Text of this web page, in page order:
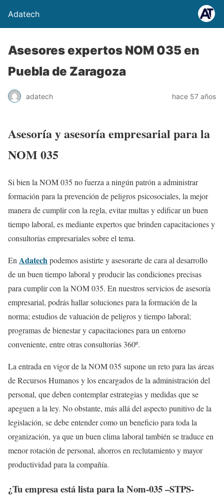
Adatech
Asesores expertos NOM 035 en
Puebla de Zaragoza
adatech hace 57 años
Asesoría y asesoría empresarial para la
NOM 035
Si bien la NOM 035 no fuerza a ningún patrón a administrar
formación para la prevención de peligros psicosociales, la mejor
manera de cumplir con la regla, evitar multas y edificar un buen
tiempo laboral, es mediante expertos que brinden capacitaciones y
consultorías empresariales sobre el tema.
En Adatechpodemos asistirte y asesorarte de cara al desarrollo
de un buen tiempo laboral y producir las condiciones precisas
para cumplir con la NOM 035. En nuestros servicios de asesoría
empresarial, podrás hallar soluciones para la formación de la
norma; estudios de valuación de peligros y tiempo laboral;
programas de bienestar y capacitaciones para un entorno
conveniente, entre otras consultorías 360º.
La entrada en vigor de la NOM 035 supone un reto para las áreas
de Recursos Humanos y los encargados de la administración del
personal, que deben contemplar estrategias y medidas que se
apeguen a la ley. No obstante, más allá del aspecto punitivo de la
legislación, se debe entender como un beneficio para toda la
organización, ya que un buen clima laboral también se traduce en
menor rotación de personal, ahorros en reclutamiento y mayor
productividad para la compañía.
¿Tu empresa está lista para la Nom-035 –STPS-